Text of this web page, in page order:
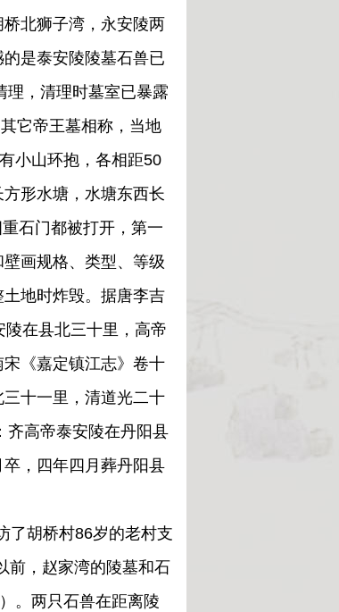
北狮子湾，永安陵两
是泰安陵陵墓石兽已
理，清理时墓室已暴露
它帝王墓相称，当地
小山环抱，各相距50
形水塘，水塘东西长
石门都被打开，第一
画规格、类型、等级
地时炸毁。据唐李吉
在县北三十里，高帝
《嘉定镇江志》卷十
十一里，清道光二十
齐高帝泰安陵在丹阳县
，四年四月葬丹阳县
胡桥村86岁的老村支
前，赵家湾的陵墓和石
。两只石兽在距离陵